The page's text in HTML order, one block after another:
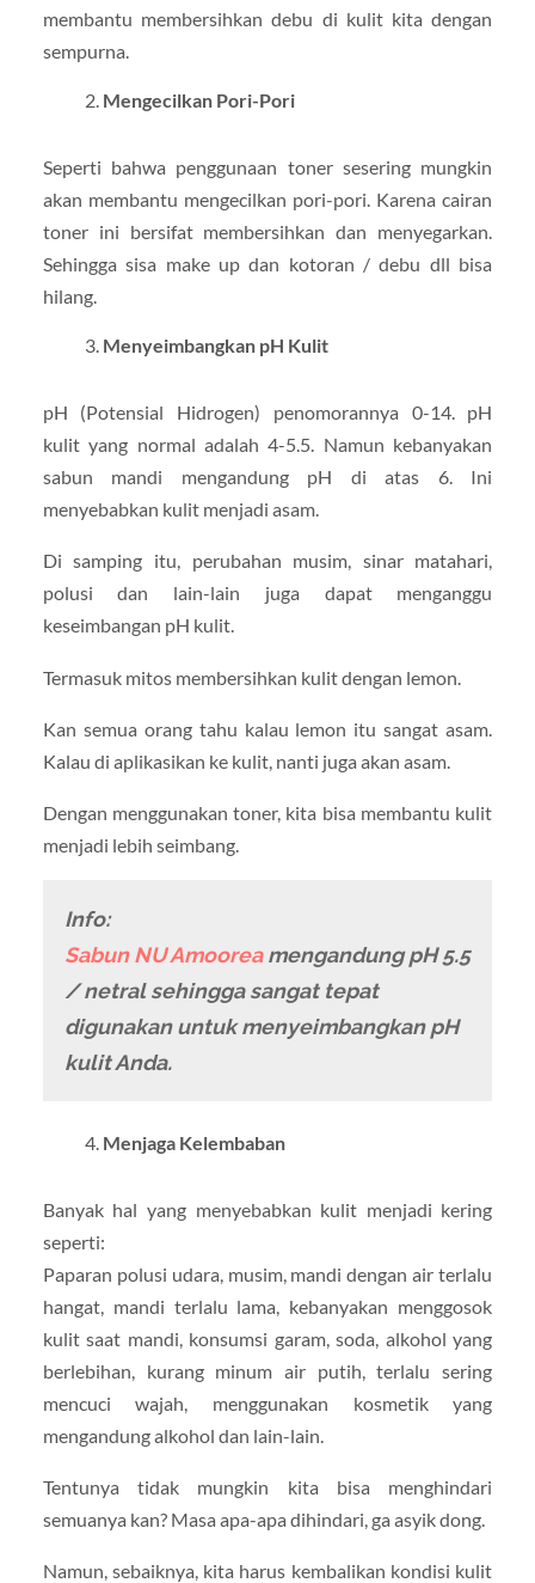
membantu membersihkan debu di kulit kita dengan
sempurna.
Mengecilkan Pori-Pori
Seperti bahwa penggunaan toner sesering mungkin
akan membantu mengecilkan pori-pori. Karena cairan
toner ini bersifat membersihkan dan menyegarkan.
Sehingga sisa make up dan kotoran / debu dll bisa
hilang.
Menyeimbangkan pH Kulit
pH (Potensial Hidrogen) penomorannya 0-14. pH
kulit yang normal adalah 4-5.5. Namun kebanyakan
sabun mandi mengandung pH di atas 6. Ini
menyebabkan kulit menjadi asam.
Di samping itu, perubahan musim, sinar matahari,
polusi dan lain-lain juga dapat menganggu
keseimbangan pH kulit.
Termasuk mitos membersihkan kulit dengan lemon.
Kan semua orang tahu kalau lemon itu sangat asam.
Kalau di aplikasikan ke kulit, nanti juga akan asam.
Dengan menggunakan toner, kita bisa membantu kulit
menjadi lebih seimbang.
Info:
Sabun NU Amooreamengandung pH 5.5
/ netral sehingga sangat tepat
digunakan untuk menyeimbangkan pH
kulit Anda.
Menjaga Kelembaban
Banyak hal yang menyebabkan kulit menjadi kering
seperti:
Paparan polusi udara, musim, mandi dengan air terlalu
hangat, mandi terlalu lama, kebanyakan menggosok
kulit saat mandi, konsumsi garam, soda, alkohol yang
berlebihan, kurang minum air putih, terlalu sering
mencuci wajah, menggunakan kosmetik yang
mengandung alkohol dan lain-lain.
Tentunya tidak mungkin kita bisa menghindari
semuanya kan? Masa apa-apa dihindari, ga asyik dong.
Namun, sebaiknya, kita harus kembalikan kondisi kulit